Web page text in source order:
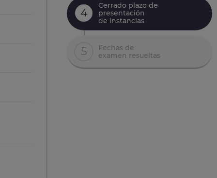
4
Cerrado plazo de
presentación
de instancias
5
Fechas de
examen resueltas